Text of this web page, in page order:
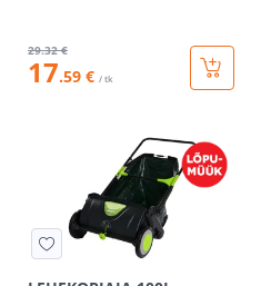
29.32 €
17.59 € / tk